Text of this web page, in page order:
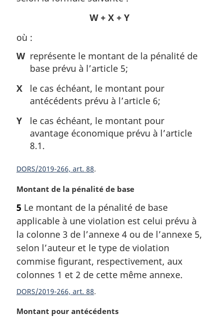
i
n
a
e
W + X + Y
où :
W représente le montant de la pénalité de
base prévu à l’article 5;
X
le cas échéant, le montant pour
antécédents prévu à l’article 6;
Y
le cas échéant, le montant pour
avantage économique prévu à l’article
8.1.
DORS/2019-266, art. 88
N
t
e
m
r
g
i
n
a
l
Montant de la pénalité de base
5 Le montant de la pénalité de base
applicable à une violation est celui prévu à
la colonne 3 de l’annexe 4 ou de l’annexe 5,
selon l’auteur et le type de violation
commise figurant, respectivement, aux
colonnes 1 et 2 de cette même annexe.
DORS/2019-266, art. 88
N
Montant pour antécédents